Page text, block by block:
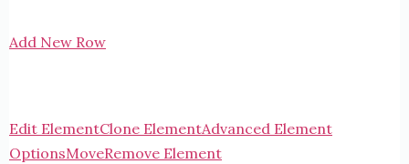
Add New Row
Edit ElementClone ElementAdvanced Element
OptionsMoveRemove Element